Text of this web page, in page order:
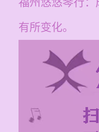
有所变化。